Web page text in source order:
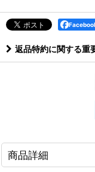
返品特約に関する重
商品詳細